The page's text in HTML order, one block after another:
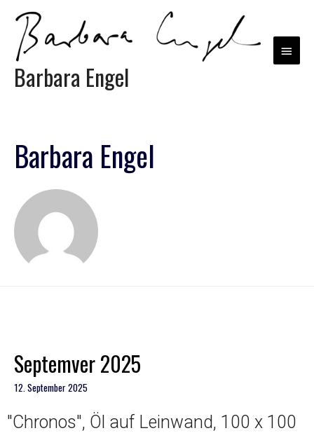
Barbara Engel
Barbara Engel
Septemver 2025
12. September 2025
"Chronos", Öl auf Leinwand, 100 x 100